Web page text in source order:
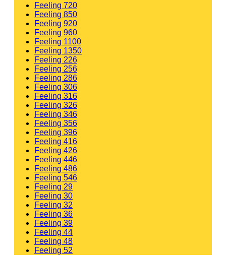
Feeling 720
Feeling 850
Feeling 920
Feeling 960
Feeling 1100
Feeling 1350
Feeling 226
Feeling 256
Feeling 286
Feeling 306
Feeling 316
Feeling 326
Feeling 346
Feeling 356
Feeling 396
Feeling 416
Feeling 426
Feeling 446
Feeling 486
Feeling 546
Feeling 29
Feeling 30
Feeling 32
Feeling 36
Feeling 39
Feeling 44
Feeling 48
Feeling 52